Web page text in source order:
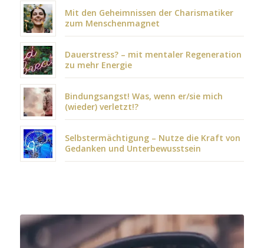
Mit den Geheimnissen der Charismatiker
zum Menschenmagnet
Dauerstress? – mit mentaler Regeneration
zu mehr Energie
Bindungsangst! Was, wenn er/sie mich
(wieder) verletzt!?
Selbstermächtigung – Nutze die Kraft von
Gedanken und Unterbewusstsein